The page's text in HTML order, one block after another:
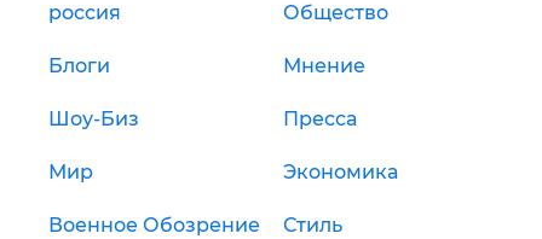
россия Общество
Блоги Мнение
Шоу-Биз Пресса
Мир Экономика
Военное Обозрение Стиль